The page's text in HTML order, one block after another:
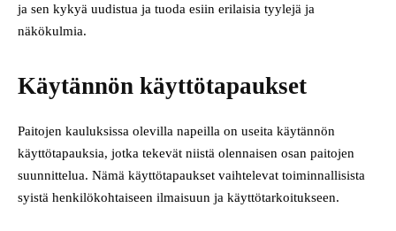
ja sen kykyä uudistua ja tuoda esiin erilaisia tyylejä ja
näkökulmia.
Käytännön käyttötapaukset
Paitojen kauluksissa olevilla napeilla on useita käytännön
käyttötapauksia, jotka tekevät niistä olennaisen osan paitojen
suunnittelua. Nämä käyttötapaukset vaihtelevat toiminnallisista
syistä henkilökohtaiseen ilmaisuun ja käyttötarkoitukseen.